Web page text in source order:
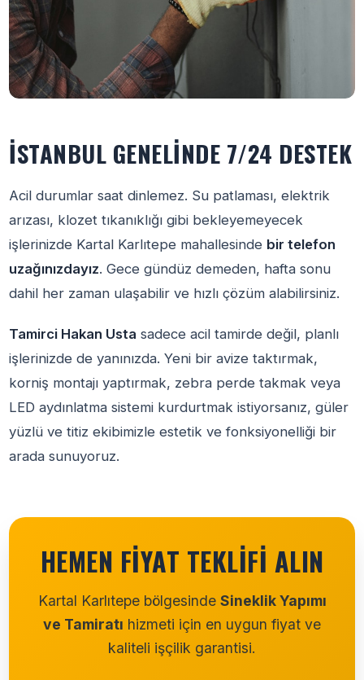
İSTANBUL GENELINDE 7/24 DESTEK
Acil durumlar saat dinlemez. Su patlaması, elektrik
arızası, klozet tıkanıklığı gibi bekleyemeyecek
işlerinizde Kartal Karlıtepe mahallesinde bir telefon
uzağınızdayız. Gece gündüz demeden, hafta sonu
dahil her zaman ulaşabilir ve hızlı çözüm alabilirsiniz.
Tamirci Hakan Usta sadece acil tamirde değil, planlı
işlerinizde de yanınızda. Yeni bir avize taktırmak,
korniş montajı yaptırmak, zebra perde takmak veya
LED aydınlatma sistemi kurdurtmak istiyorsanız, güler
yüzlü ve titiz ekibimizle estetik ve fonksiyonelliği bir
arada sunuyoruz.
HEMEN FIYAT TEKLIFI ALIN
Kartal Karlıtepe bölgesinde Sineklik Yapımı
ve Tamiratı hizmeti için en uygun fiyat ve
kaliteli işçilik garantisi.